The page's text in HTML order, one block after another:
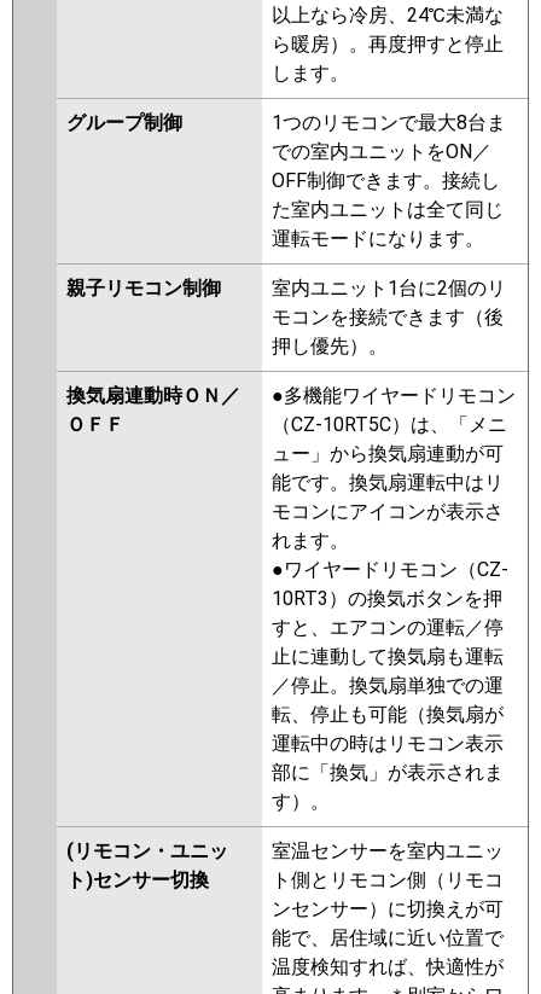
以上なら冷房、24℃未満な
ら暖房）。再度押すと停止
します。
グループ制御
1つのリモコンで最大8台ま
での室内ユニットをON／
OFF制御できます。接続し
た室内ユニットは全て同じ
運転モードになります。
親子リモコン制御
室内ユニット1台に2個のリ
モコンを接続できます（後
押し優先）。
換気扇連動時ＯＮ／
ＯＦＦ
●多機能ワイヤードリモコン
（CZ-10RT5C）は、「メニ
ュー」から換気扇連動が可
能です。換気扇運転中はリ
モコンにアイコンが表示さ
れます。
●ワイヤードリモコン（CZ-
10RT3）の換気ボタンを押
すと、エアコンの運転／停
止に連動して換気扇も運転
／停止。換気扇単独での運
転、停止も可能（換気扇が
運転中の時はリモコン表示
部に「換気」が表示されま
す）。
(リモコン・ユニッ
ト)センサー切換
室温センサーを室内ユニッ
ト側とリモコン側（リモコ
ンセンサー）に切換えが可
能で、居住域に近い位置で
温度検知すれば、快適性が